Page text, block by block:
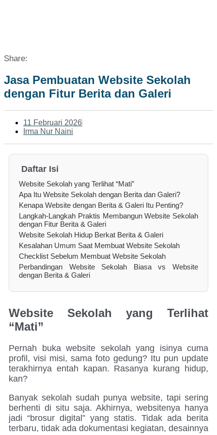
Share:
Jasa Pembuatan Website Sekolah
dengan Fitur Berita dan Galeri
11 Februari 2026
Irma Nur Naini
Daftar Isi
Website Sekolah yang Terlihat “Mati”
Apa Itu Website Sekolah dengan Berita dan Galeri?
Kenapa Website dengan Berita & Galeri Itu Penting?
Langkah-Langkah Praktis Membangun Website Sekolah
dengan Fitur Berita & Galeri
Website Sekolah Hidup Berkat Berita & Galeri
Kesalahan Umum Saat Membuat Website Sekolah
Checklist Sebelum Membuat Website Sekolah
Perbandingan Website Sekolah Biasa vs Website
dengan Berita & Galeri
Website Sekolah yang Terlihat
“Mati”
Pernah buka website sekolah yang isinya cuma
profil, visi misi, sama foto gedung? Itu pun update
terakhirnya entah kapan. Rasanya kurang hidup,
kan?
Banyak sekolah sudah punya website, tapi sering
berhenti di situ saja. Akhirnya, websitenya hanya
jadi “brosur digital” yang statis. Tidak ada berita
terbaru, tidak ada dokumentasi kegiatan, desainnya